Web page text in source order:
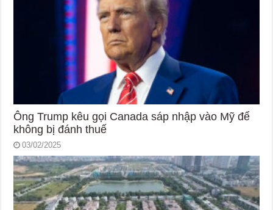
Ông Trump kêu gọi Canada sáp nhập vào Mỹ để
không bị đánh thuế
03/02/2025